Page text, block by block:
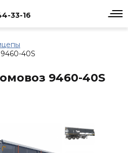
33-16
40S
9460-40S